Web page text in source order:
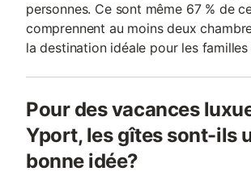
personnes. Ce sont même 67 % de
comprennent au moins deux
la destination idéale pour les
Pour des vacances
Yport, les gîtes sont-ils
bonne idée?